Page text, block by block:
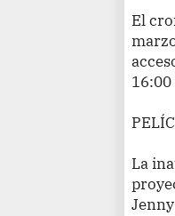
El
La